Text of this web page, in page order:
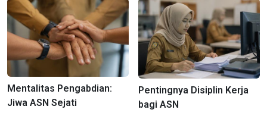
Mentalitas Pengabdian:
Jiwa ASN Sejati
Pentingnya Disiplin Kerja
bagi ASN